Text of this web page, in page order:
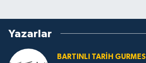
Yazarlar
BARTINLI TARIH GURMESI